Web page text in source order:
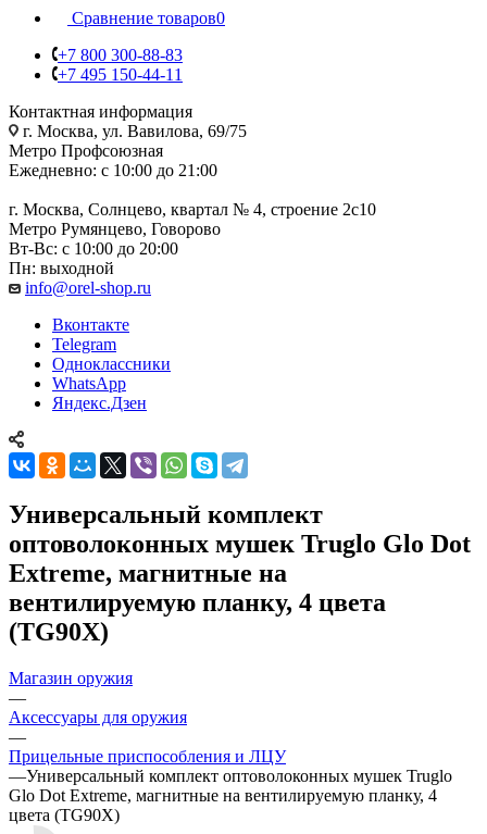
Сравнение товаров0
+7 800 300-88-83
+7 495 150-44-11
Контактная информация
г. Москва, ул. Вавилова, 69/75
Метро Профсоюзная
Ежедневно: с 10:00 до 21:00
г. Москва, Солнцево, квартал № 4, строение 2с10
Метро Румянцево, Говорово
Вт-Вс: с 10:00 до 20:00
Пн: выходной
info@orel-shop.ru
Вконтакте
Telegram
Одноклассники
WhatsApp
Яндекс.Дзен
Универсальный комплект
оптоволоконных мушек Truglo Glo Dot
Extreme, магнитные на
вентилируемую планку, 4 цвета
(TG90X)
Магазин оружия
—
Аксессуары для оружия
—
Прицельные приспособления и ЛЦУ
—Универсальный комплект оптоволоконных мушек Truglo
Glo Dot Extreme, магнитные на вентилируемую планку, 4
цвета (TG90X)